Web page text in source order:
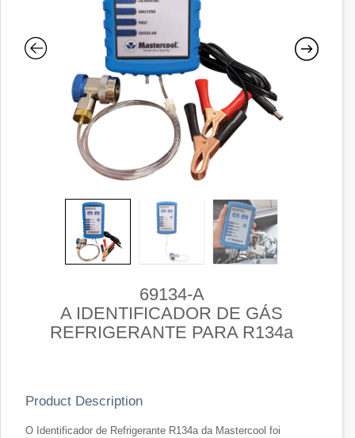
69134-A
A IDENTIFICADOR DE GÁS
REFRIGERANTE PARA R134a
Product Description
O Identificador de Refrigerante R134a da Mastercool foi